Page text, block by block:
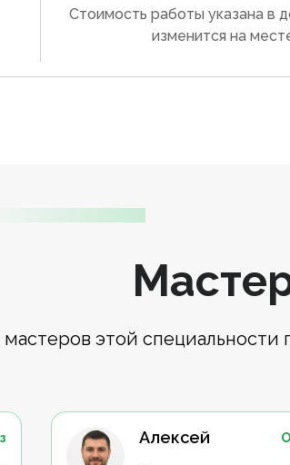
Стоимость работы указана в
изменится на
мастеров этой специальности
Алексей